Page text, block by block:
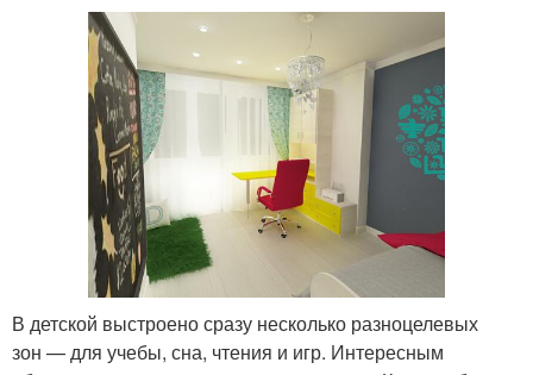
В детской выстроено сразу несколько разноцелевых
зон — для учебы, сна, чтения и игр. Интересным